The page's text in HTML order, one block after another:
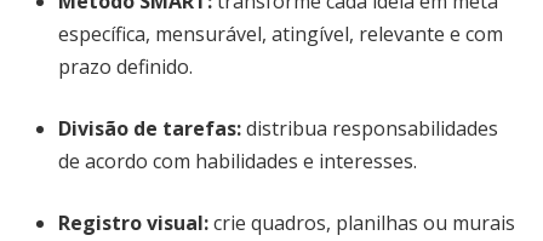
específica, mensurável, atingível, relevante e com
prazo definido.
Divisão de tarefas:distribua responsabilidades
de acordo com habilidades e interesses.
Registro visual:crie quadros, planilhas ou murais